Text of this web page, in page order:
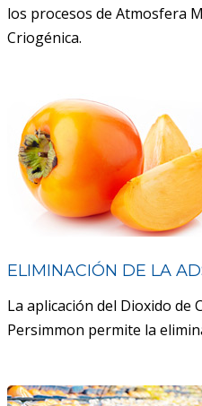
los procesos de Atmosfera
Criogénica.
ELIMINACIÓN DE LA
La aplicación del Dioxido de
Persimmon permite la